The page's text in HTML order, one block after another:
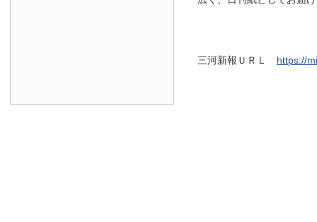
三河新報ＵＲＬ https://